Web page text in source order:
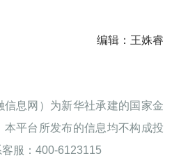
编辑：王姝睿
息网）为新华社承建的国家金
平台所发布的信息均不构成投
服：400-6123115